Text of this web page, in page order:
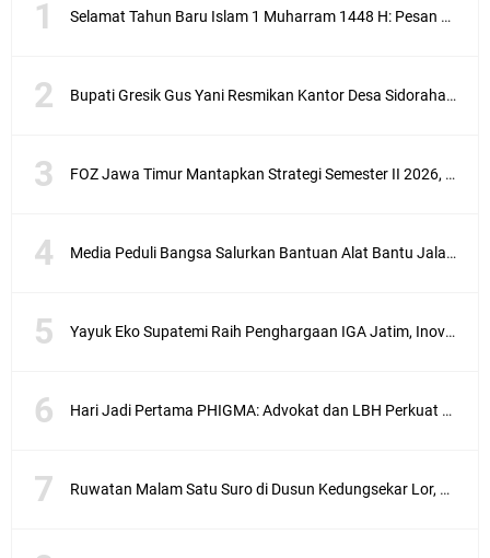
Selamat Tahun Baru Islam 1 Muharram 1448 H: Pesan Hijrah Drs. H. Husnul Aqib, M.M. untuk Negeri
Bupati Gresik Gus Yani Resmikan Kantor Desa Sidoraharjo: Simbol Komitmen Pelayanan Publik dan Kepedulian Sosial
FOZ Jawa Timur Mantapkan Strategi Semester II 2026, Fokus pada Penguatan SDM Amil dan Kolaborasi BerdampakNarasi
Media Peduli Bangsa Salurkan Bantuan Alat Bantu Jalan untuk Lansia
Yayuk Eko Supatemi Raih Penghargaan IGA Jatim, Inovasi Wayang Kulit untuk Anak Berkebutuhan Khusus
Hari Jadi Pertama PHIGMA: Advokat dan LBH Perkuat Soliditas di Jakarta
Ruwatan Malam Satu Suro di Dusun Kedungsekar Lor, Tradisi Luhur yang Terus Istiqomah